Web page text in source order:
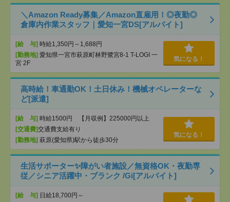
＼Amazon Ready募集／Amazon直雇用！◎夜勤◎
倉庫内作業スタッフ｜愛知一宮DS[アルバイト]
[給 与] 時給1,350円～1,688円
[勤務地] 愛知県一宮市萩原町林野鷺宮8-1 T-LOGI 一
宮 2F
気になる！
高時給！車通勤OK！土日休み！機械オペレーターな
ど[派遣]
[給 与] 時給1500円 【月収例】225000円以上
[交通費]交通費支給有り
[勤務地] 萩原(愛知県)駅から徒歩30分
気になる！
生活サポーター✨障がい者施設／無資格OK・夜勤専
従／シニア活躍中・ブランク /Gi[アルバイト]
[給 与] 日給18,700円～